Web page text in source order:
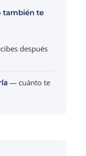
también te
después
— cuánto te